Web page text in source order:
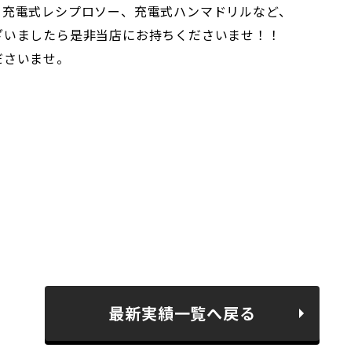
電式レシプロソー、充電式ハンマドリルなど、
ましたら是非当店にお持ちくださいませ！！
いませ。
最新実績一覧へ戻る